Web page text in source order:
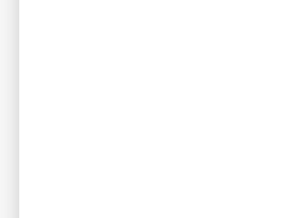
alimentaires en
végétale (légumes
● une
consommation
● une
physique (sport,